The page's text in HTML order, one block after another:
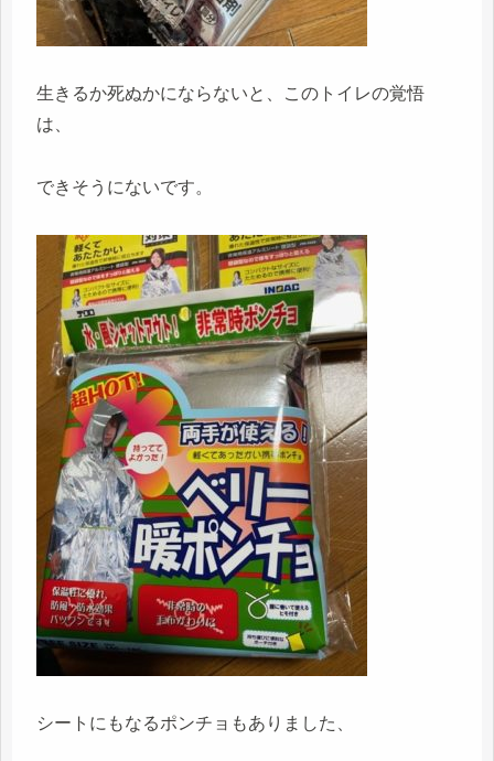
生きるか死ぬかにならないと、このトイレの覚悟
は、
できそうにないです。
シートにもなるポンチョもありました、